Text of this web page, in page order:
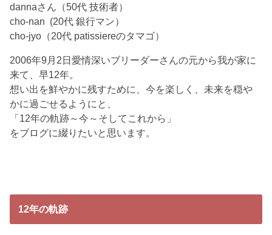
dannaさん（50代 技術者）
cho-nan (20代 銀行マン）
cho-jyo（20代 patissiereのタマゴ）
2006年9月2日愛情深いブリーダーさんの元から我が家に
来て、早12年。
想い出を鮮やかに残すために、今を楽しく、未来を穏や
かに過ごせるようにと、
「12年の軌跡～今～そしてこれから」
をブログに綴りたいと思います。
12年の軌跡